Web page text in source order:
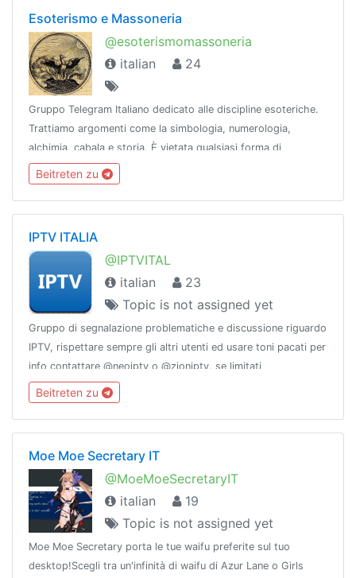
Esoterismo e Massoneria
@esoterismomassoneria
italian
24
Gruppo Telegram Italiano dedicato alle discipline esoteriche.
Trattiamo argomenti come la simbologia, numerologia,
alchimia, cabala e storia. È vietata qualsiasi forma di
pubblicità, no spam, over 18. Gruppo direttamente collegato
al Tempio dei Tarocchi.
Beitreten zu
IPTV ITALIA
@IPTVITAL
italian
23
Topic is not assigned yet
Gruppo di segnalazione problematiche e discussione riguardo
IPTV, rispettare sempre gli altri utenti ed usare toni pacati per
info contattare @neoiptv o @zioniptv, se limitati
@zionlimitatibot
Beitreten zu
Moe Moe Secretary IT
@MoeMoeSecretaryIT
italian
19
Topic is not assigned yet
Moe Moe Secretary porta le tue waifu preferite sul tuo
desktop!Scegli tra un'infinità di waifu di Azur Lane o Girls